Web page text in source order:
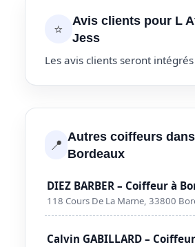
⭐
Avis clients pour L
Jess
Les avis clients seront
📍 Autres coiffeurs
Bordeaux
DIEZ BARBER – Coiffeur à
118 Cours De La Marne, 33800
Calvin GABILLARD –